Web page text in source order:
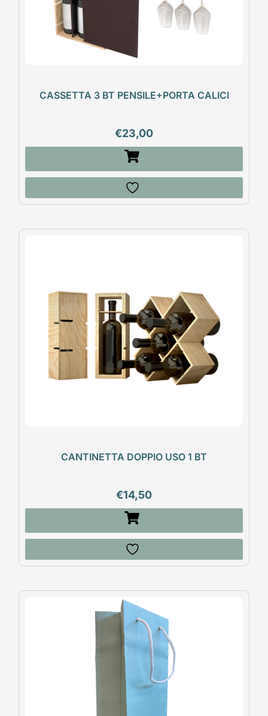
CASSETTA 3 BT PENSILE+PORTA CALICI
€23,00
CANTINETTA DOPPIO USO 1 BT
€14,50